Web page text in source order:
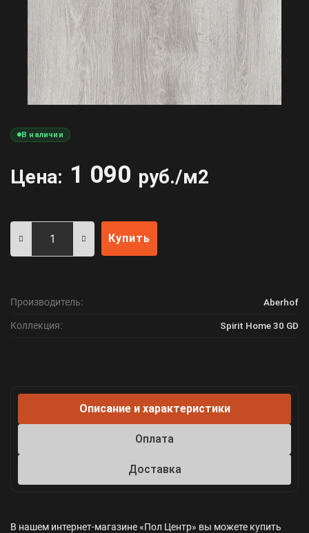
В наличии
Цена: 1 090 руб./м2
Купить
Производитель: Aberhof
Коллекция: Spirit Home 30 GD
Описание и характеристики
Оплата
Доставка
В нашем интернет-магазине «Пол Центр» вы можете купить